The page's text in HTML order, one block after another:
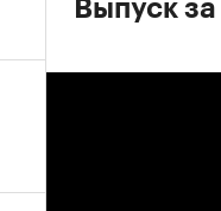
Выпуск